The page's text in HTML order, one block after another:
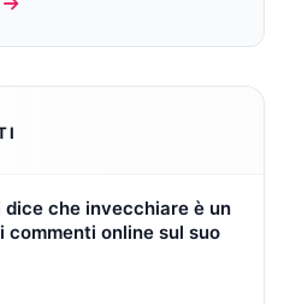
dice che invecchiare è un
commenti online sul suo